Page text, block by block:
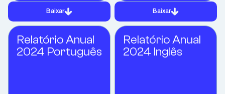
Baixar Baixar
Relatório Anual
2024 Português
Relatório Anual
2024 Inglês